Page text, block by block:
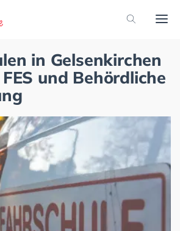
in Gelsenkirchen
und Behördliche